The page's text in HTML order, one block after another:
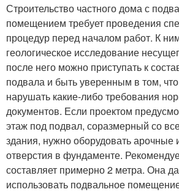
Строительство частного дома с
помещением требует проведения
процедур перед началом работ. К
геологическое исследование
после него можно приступать к
подвала и быть уверенным в том,
нарушать какие-либо требования
документов. Если проектом
этаж под подвал, соразмерный со
здания, нужно оборудовать арочные
отверстия в фундаменте.
составляет примерно 2 метра. Она
использовать подвальное